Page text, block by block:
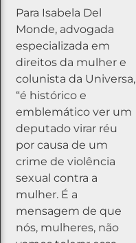
Para Isabela Del
Monde, advogada
especializada em
direitos da mulher e
colunista da Universa,
“é histórico e
emblemático ver um
deputado virar réu
por causa de um
crime de violência
sexual contra a
mulher. É a
mensagem de que
nós, mulheres, não